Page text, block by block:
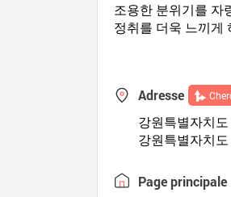
조용한 분위기를 자
정취를 더욱 느끼게
Adresse
강원특별자치
강원특별자치
Page principale